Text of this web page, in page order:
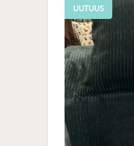
UUTUUS